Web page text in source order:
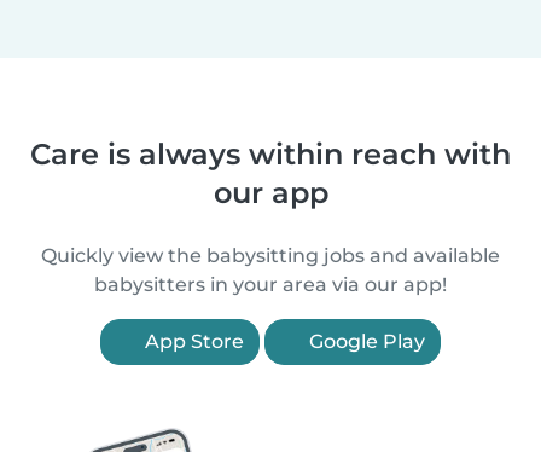
Care is always within reach with
our app
Quickly view the babysitting jobs and available
babysitters in your area via our app!
App Store Google Play